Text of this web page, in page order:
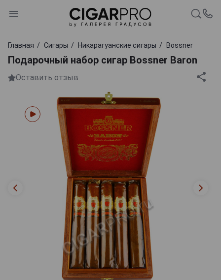
Главная Сигары Никарагуанские сигары Bossner
Подарочный набор сигар Bossner Baron
Оставить отзыв